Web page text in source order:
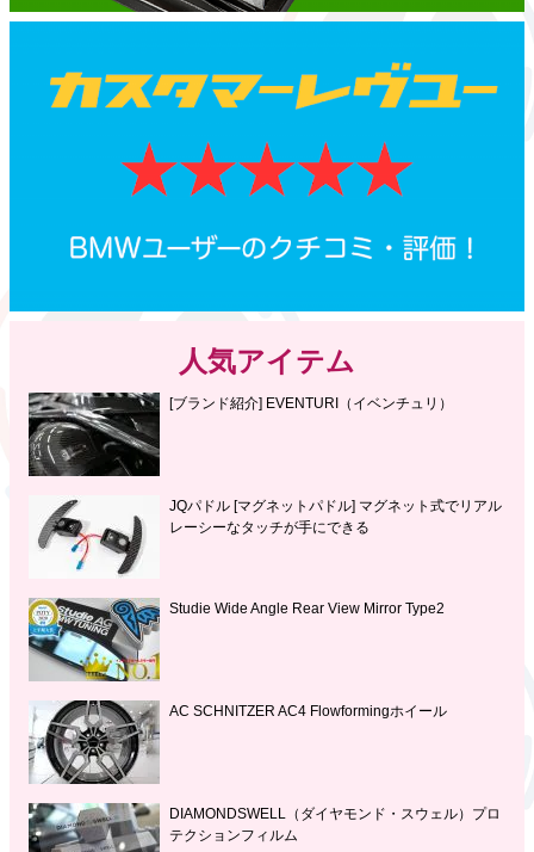
人気アイテム
[ブランド紹介] EVENTURI（イベンチュリ）
JQパドル [マグネットパドル] マグネット式でリアル
レーシーなタッチが手にできる
Studie Wide Angle Rear View Mirror Type2
AC SCHNITZER AC4 Flowformingホイール
DIAMONDSWELL（ダイヤモンド・スウェル）プロ
テクションフィルム